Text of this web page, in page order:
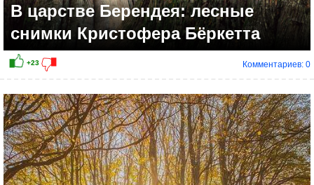
В царстве Берендея: лесные
снимки Кристофера Бёркетта
Комментариев: 0